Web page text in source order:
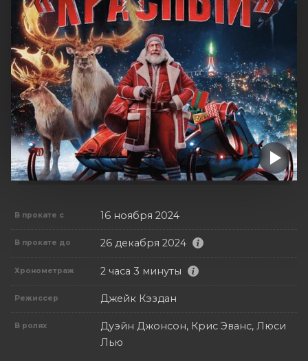
В прокате с 16 ноября 2024
В прокате до 26 декабря 2024
Хронометраж 2 часа 3 минуты
Режиссер Джейк Кэздан
В ролях
Дуэйн Джонсон, Крис Эванс, Люси
Лью